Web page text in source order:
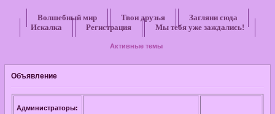
Волшебный мир Твои друзья
Загляни сюда
Искалка
Регистрация Мы тебя уже заждались!
Активные темы
Объявление
Администраторы: